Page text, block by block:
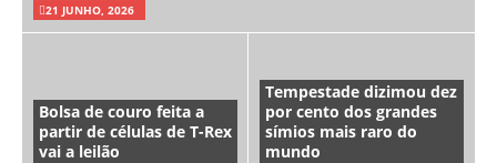
21 JUNHO, 2026
Bolsa de couro feita a
partir de células de T-Rex
vai a leilão
Tempestade dizimou dez
por cento dos grandes
símios mais raro do
mundo